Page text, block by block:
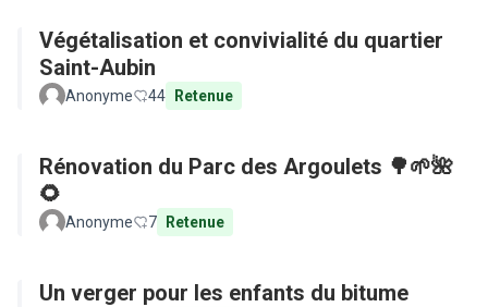
Végétalisation et convivialité du quartier
Saint-Aubin
Anonyme 44 Retenue
Rénovation du Parc des Argoulets 🌳🌱🌺
🌻
Anonyme 7 Retenue
Un verger pour les enfants du bitume